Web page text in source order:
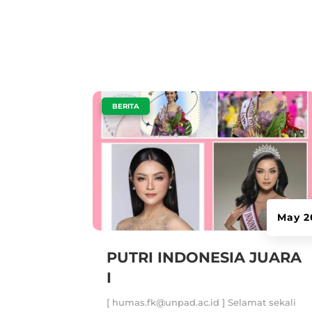
PUTRI INDONESIA JUARA
I
May
BERITA
[ humas.fk@unpad.ac.id ] Selamat sekali